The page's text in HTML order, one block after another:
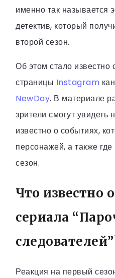
именно так называется
детектив, который
второй сезон.
Об этом стало известно
страницы Instagram
NewDay. В материале
зрители смогут увидеть
известно о событиях,
персонажей, а также
сезон.
Что известно
сериала
Реакция на первый